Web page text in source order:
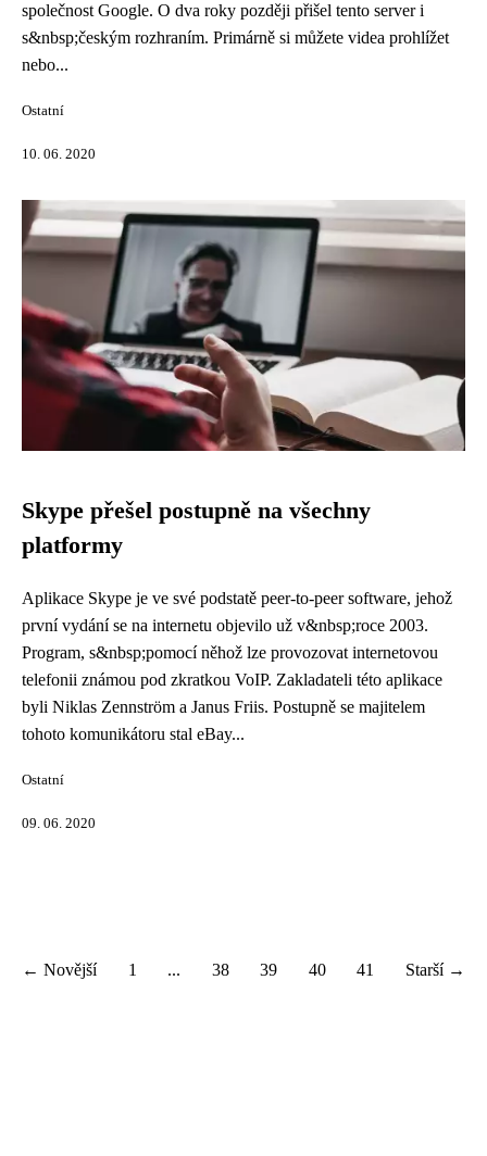
společnost Google. O dva roky později přišel tento server i
s&nbsp;českým rozhraním. Primárně si můžete videa prohlížet
nebo...
Ostatní
10. 06. 2020
Skype přešel postupně na všechny
platformy
Aplikace Skype je ve své podstatě peer-to-peer software, jehož
první vydání se na internetu objevilo už v&nbsp;roce 2003.
Program, s&nbsp;pomocí něhož lze provozovat internetovou
telefonii známou pod zkratkou VoIP. Zakladateli této aplikace
byli Niklas Zennström a Janus Friis. Postupně se majitelem
tohoto komunikátoru stal eBay...
Ostatní
09. 06. 2020
← Novější 1 ... 38 39 40 41 Starší →